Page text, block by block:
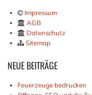
Impressum
AGB
Datenschutz
Sitemap
NEUEBEITRÄGE
Feuerzeuge bedrucken